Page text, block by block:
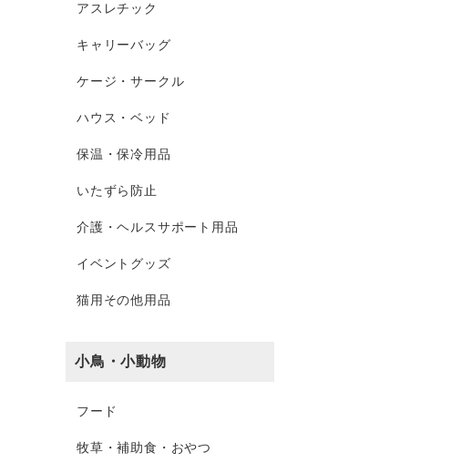
アスレチック
キャリーバッグ
ケージ・サークル
ハウス・ベッド
保温・保冷用品
いたずら防止
介護・ヘルスサポート用品
イベントグッズ
猫用その他用品
小鳥・小動物
フード
牧草・補助食・おやつ